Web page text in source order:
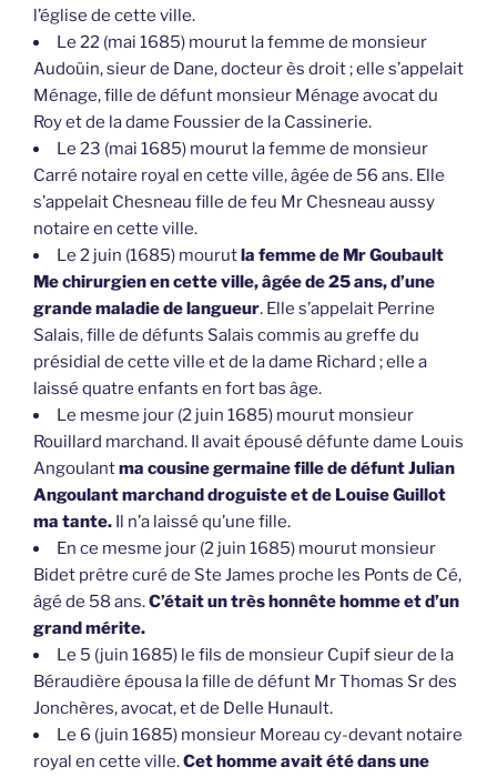
l’église de cette ville.
Le 22 (mai 1685) mourut la femme de monsieur
Audoüin, sieur de Dane, docteur ès droit ; elle s’appelait
Ménage, fille de défunt monsieur Ménage avocat du
Roy et de la dame Foussier de la Cassinerie.
Le 23 (mai 1685) mourut la femme de monsieur
Carré notaire royal en cette ville, âgée de 56 ans. Elle
s’appelait Chesneau fille de feu Mr Chesneau aussy
notaire en cette ville.
Le 2 juin (1685) mourutla femme de Mr Goubault
Me chirurgien en cette ville, âgée de 25 ans, d’une
grande maladie de langueur. Elle s’appelait Perrine
Salais, fille de défunts Salais commis au greffe du
présidial de cette ville et de la dame Richard ; elle a
laissé quatre enfants en fort bas âge.
Le mesme jour (2 juin 1685) mourut monsieur
Rouillard marchand. Il avait épousé défunte dame Louis
Angoulantma cousine germaine fille de défunt Julian
Angoulant marchand droguiste et de Louise Guillot
ma tante. Il n’a laissé qu’une fille.
En ce mesme jour (2 juin 1685) mourut monsieur
Bidet prêtre curé de Ste James proche les Ponts de Cé,
âgé de 58 ans.C’était un très honnête homme et d’un
grand mérite.
Le 5 (juin 1685) le fils de monsieur Cupif sieur de la
Béraudière épousa la fille de défunt Mr Thomas Sr des
Jonchères, avocat, et de Delle Hunault.
Le 6 (juin 1685) monsieur Moreau cy-devant notaire
royal en cette ville.Cet homme avait été dans une